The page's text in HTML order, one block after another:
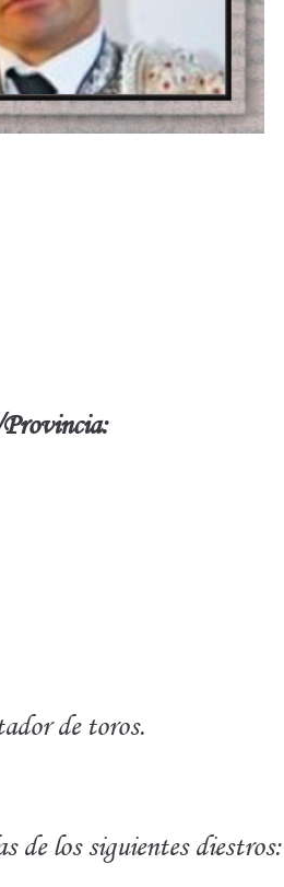
de toros.
de los siguientes diestros: